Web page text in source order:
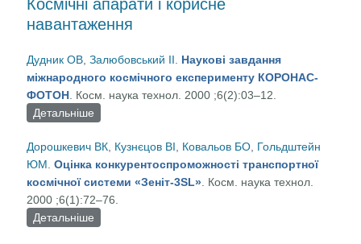
Космічні апарати і корисне
навантаження
Дудник ОВ ,Залюбовський ІІ
Наукові завдання
міжнародного космічного експерименту КОРОНАС-
ФОТОН . Косм. наука технол. 2000 ;6(2):03–12.
Детальніше
Дорошкевич ВК Кузнєцов ВІ Ковальов БО Гольдштейн
ЮМ .Оцінка конкурентоспроможності транспортної
космічної системи «Зеніт-3SL» . Косм. наука технол.
2000 ;6(1):72–76.
Детальніше